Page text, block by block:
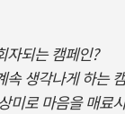
자되는 캠페인?
생각나게 하는
미로 마음을 매료